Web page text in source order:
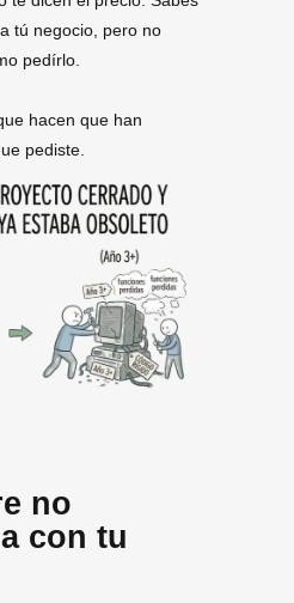
tú negocio, pero no
pedírlo.
hacen que han
pediste.
no
con tu